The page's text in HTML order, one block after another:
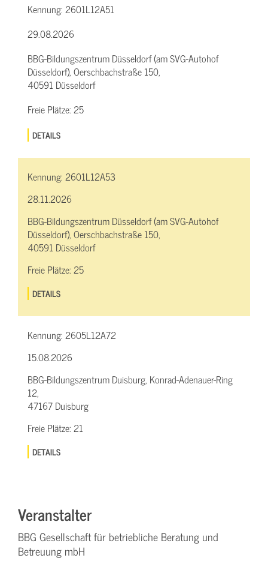
Kennung:2601L12A51
29.08.2026
BBG-Bildungszentrum Düsseldorf (am SVG-Autohof
Düsseldorf), Oerschbachstraße 150,
40591 Düsseldorf
Freie Plätze:25
DETAILS
Kennung:2601L12A53
28.11.2026
BBG-Bildungszentrum Düsseldorf (am SVG-Autohof
Düsseldorf), Oerschbachstraße 150,
40591 Düsseldorf
Freie Plätze:25
DETAILS
Kennung:2605L12A72
15.08.2026
BBG-Bildungszentrum Duisburg, Konrad-Adenauer-Ring
12,
47167 Duisburg
Freie Plätze:21
DETAILS
Veranstalter
BBG Gesellschaft für betriebliche Beratung und
Betreuung mbH